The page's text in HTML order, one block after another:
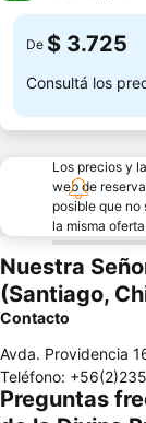
De $ 3.725
Consultá los
Los precios y
web de
posible que no
la misma
Nuestra
(Santiago,
Contacto
Avda. Providencia
Teléfono:
Preguntas